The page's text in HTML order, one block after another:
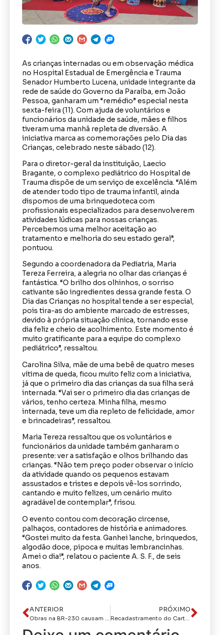
As crianças internadas ou em observação médica
no Hospital Estadual de Emergência e Trauma
Senador Humberto Lucena, unidade integrante da
rede de saúde do Governo da Paraíba, em João
Pessoa, ganharam um “remédio” especial nesta
sexta-feira (11). Com ajuda de voluntários e
funcionários da unidade de saúde, mães e filhos
tiveram uma manhã repleta de diversão. A
iniciativa marca as comemorações pelo Dia das
Crianças, celebrado neste sábado (12).
Para o diretor-geral da instituição, Laecio
Bragante, o complexo pediátrico do Hospital de
Trauma dispõe de um serviço de excelência. “Além
de atender todo tipo de trauma infantil, ainda
dispomos de uma brinquedoteca com
profissionais especializados para desenvolverem
atividades lúdicas para nossas crianças.
Percebemos uma melhor aceitação ao
tratamento e melhoria do seu estado geral”,
pontuou.
Segundo a coordenadora da Pediatria, Maria
Tereza Ferreira, a alegria no olhar das crianças é
fantástica. “O brilho dos olhinhos, o sorriso
cativante são ingredientes dessa grande festa. O
Dia das Crianças no hospital tende a ser especial,
pois tira-as do ambiente marcado de estresses,
devido à própria situação clínica, tornando esse
dia feliz e cheio de acolhimento. Este momento é
muito gratificante para a equipe do complexo
pediátrico”, ressaltou.
Carolina Silva, mãe de uma bebê de quatro meses
vítima de queda, ficou muito feliz com a iniciativa,
já que o primeiro dia das crianças da sua filha será
internada. “Vai ser o primeiro dia das crianças de
vários, tenho certeza. Minha filha, mesmo
internada, teve um dia repleto de felicidade, amor
e brincadeiras”, ressaltou.
Maria Tereza ressaltou que os voluntários e
funcionários da unidade também ganharam o
presente: ver a satisfação e olhos brilhando das
crianças. “Não tem preço poder observar o início
da atividade quando os pequenos estavam
assustados e tristes e depois vê-los sorrindo,
cantando e muito felizes, um cenário muito
agradável de contemplar”, frisou.
O evento contou com decoração circense,
palhaços, contadores de história e animadores.
“Gostei muito da festa. Ganhei lanche, brinquedos,
algodão doce, pipoca e muitas lembrancinhas.
Amei o dia!”, relatou o paciente A. S. F., de seis
anos.
ANTERIOR PRÓXIMO